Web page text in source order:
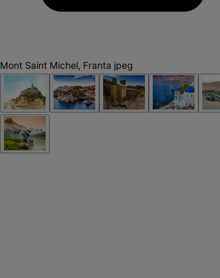
Mont Saint Michel, Franta jpeg